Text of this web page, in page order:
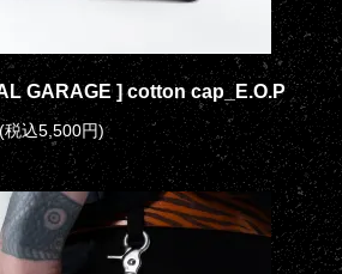
GARAGE ] cotton cap_E.O.P
込5,500円)